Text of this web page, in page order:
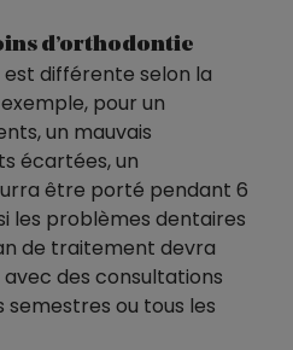
d’orthodontie
différente selon la
pour un
un mauvais
écartées, un
être porté pendant 6
les problèmes dentaires
de traitement devra
des consultations
semestres ou tous les